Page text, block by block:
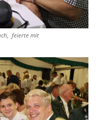
feierte mit